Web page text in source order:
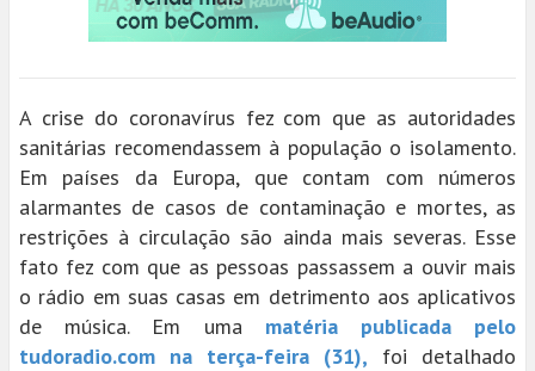
A crise do coronavírus fez com que as autoridades
sanitárias recomendassem à população o isolamento.
Em países da Europa, que contam com números
alarmantes de casos de contaminação e mortes, as
restrições à circulação são ainda mais severas. Esse
fato fez com que as pessoas passassem a ouvir mais
o rádio em suas casas em detrimento aos aplicativos
de música. Em uma matéria publicada pelo
tudoradio.com na terça-feira (31), foi detalhado